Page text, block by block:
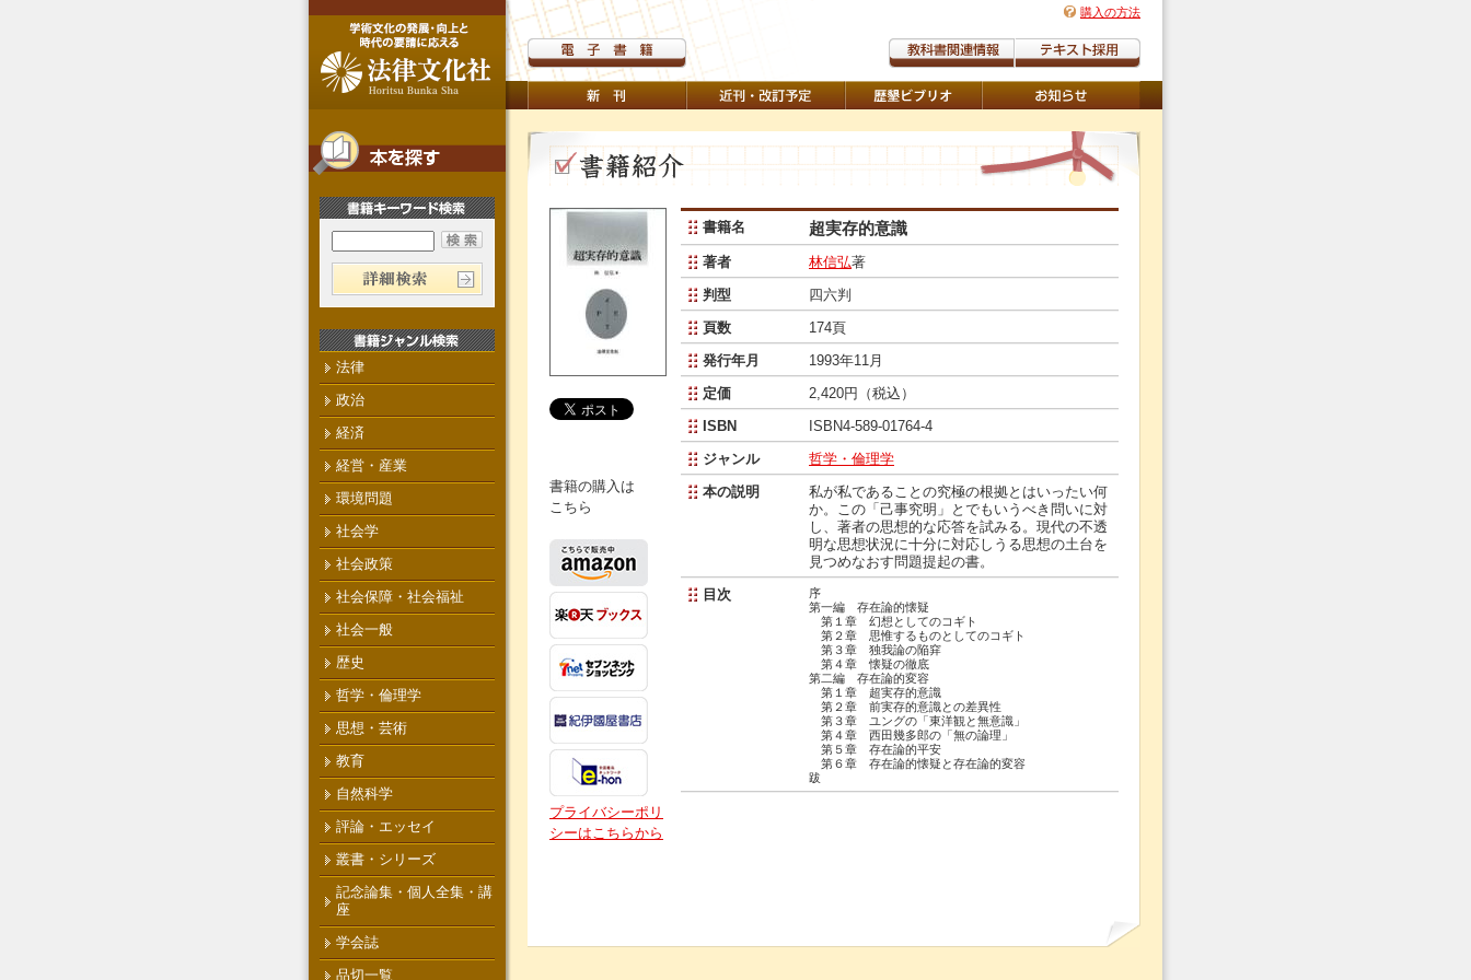
購入の方法
書籍の購入は
こちら
プライバシーポリ
シーはこちらから
書籍名 超実存的意識
著者 林信弘著
判型
四六判
頁数
174頁
発行年月
1993年11月
定価
2,420円（税込）
ISBN
ISBN4-589-01764-4
ジャンル
哲学・倫理学
本の説明
私が私であることの究極の根拠とはいったい何
か。この「己事究明」とでもいうべき問いに対
し、著者の思想的な応答を試みる。現代の不透
明な思想状況に十分に対応しうる思想の土台を
見つめなおす問題提起の書。
目次
序
第一編 存在論的懐疑
第１章 幻想としてのコギト
第２章 思惟するものとしてのコギト
第３章 独我論の陥穽
第４章 懐疑の徹底
第二編 存在論的変容
第１章 超実存的意識
第２章 前実存的意識との差異性
第３章 ユングの「東洋観と無意識」
第４章 西田幾多郎の「無の論理」
第５章 存在論的平安
第６章 存在論的懐疑と存在論的変容
跋
法律
政治
経済
経営・産業
環境問題
社会学
社会政策
社会保障・社会福祉
社会一般
歴史
哲学・倫理学
思想・芸術
教育
自然科学
評論・エッセイ
叢書・シリーズ
記念論集・個人全集・講
座
学会誌
品切一覧